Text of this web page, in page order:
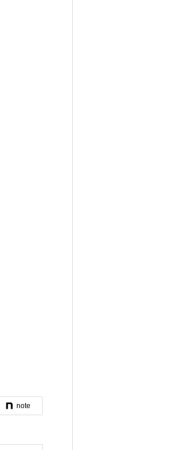
note